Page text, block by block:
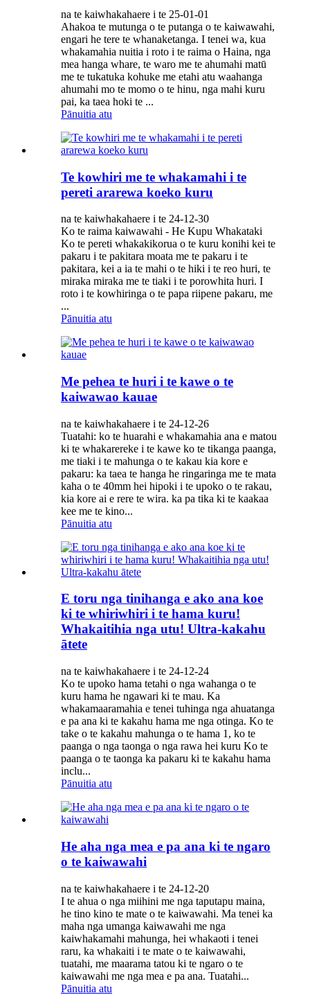
na te kaiwhakahaere i te 25-01-01
Ahakoa te mutunga o te putanga o te kaiwawahi,
engari he tere te whanaketanga. I tenei wa, kua
whakamahia nuitia i roto i te raima o Haina, nga
mea hanga whare, te waro me te ahumahi matū
me te tukatuka kohuke me etahi atu waahanga
ahumahi mo te momo o te hinu, nga mahi kuru
pai, ka taea hoki te ...
Pānuitia atu
Te kowhiri me te whakamahi i te
pereti ararewa koeko kuru
na te kaiwhakahaere i te 24-12-30
Ko te raima kaiwawahi - He Kupu Whakataki
Ko te pereti whakakikorua o te kuru konihi kei te
pakaru i te pakitara moata me te pakaru i te
pakitara, kei a ia te mahi o te hiki i te reo huri, te
miraka miraka me te tiaki i te porowhita huri. I
roto i te kowhiringa o te papa riipene pakaru, me
...
Pānuitia atu
Me pehea te huri i te kawe o te
kaiwawao kauae
na te kaiwhakahaere i te 24-12-26
Tuatahi: ko te huarahi e whakamahia ana e matou
ki te whakarereke i te kawe ko te tikanga paanga,
me tiaki i te mahunga o te kakau kia kore e
pakaru: ka taea te hanga he ringaringa me te mata
kaha o te 40mm hei hipoki i te upoko o te rakau,
kia kore ai e rere te wira. ka pa tika ki te kaakaa
kee me te kino...
Pānuitia atu
E toru nga tinihanga e ako ana koe
ki te whiriwhiri i te hama kuru!
Whakaitihia nga utu! Ultra-kakahu
ātete
na te kaiwhakahaere i te 24-12-24
Ko te upoko hama tetahi o nga wahanga o te
kuru hama he ngawari ki te mau. Ka
whakamaaramahia e tenei tuhinga nga ahuatanga
e pa ana ki te kakahu hama me nga otinga. Ko te
take o te kakahu mahunga o te hama 1, ko te
paanga o nga taonga o nga rawa hei kuru Ko te
paanga o te taonga ka pakaru ki te kakahu hama
inclu...
Pānuitia atu
He aha nga mea e pa ana ki te ngaro
o te kaiwawahi
na te kaiwhakahaere i te 24-12-20
I te ahua o nga miihini me nga taputapu maina,
he tino kino te mate o te kaiwawahi. Ma tenei ka
maha nga umanga kaiwawahi me nga
kaiwhakamahi mahunga, hei whakaoti i tenei
raru, ka whakaiti i te mate o te kaiwawahi,
tuatahi, me maarama tatou ki te ngaro o te
kaiwawahi me nga mea e pa ana. Tuatahi...
Pānuitia atu